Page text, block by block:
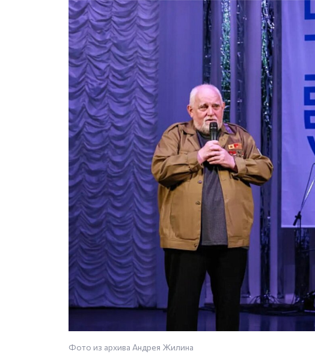
Фото из архива Андрея Жилина